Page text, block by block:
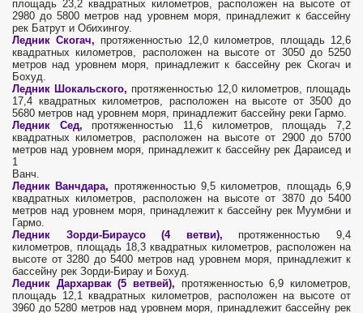
площадь 23,2 квадратных километров, расположен на высоте от
2980 до 5800 метров над уровнем моря, принадлежит к бассейну
рек Батрут и Обихингоу.
Ледник Скогач, протяженностью 12,0 километров, площадь 12,6
квадратных километров, расположен на высоте от 3050 до 5250
метров над уровнем моря, принадлежит к бассейну рек Скогач и
Бохуд.
Ледник Шокальского, протяженностью 12,0 километров, площадь
17,4 квадратных километров, расположен на высоте от 3500 до
5680 метров над уровнем моря, принадлежит бассейну реки Гармо.
Ледник Сед, протяженностью 11,6 километров, площадь 7,2
квадратных километров, расположен на высоте от 2900 до 5700
метров над уровнем моря, принадлежит к бассейну рек Дараисед и
1
Ванч.
Ледник Ванчдара, протяженностью 9,5 километров, площадь 6,9
квадратных километров, расположен на высоте от 3870 до 5400
метров над уровнем моря, принадлежит к бассейну рек Муумбни и
Гармо.
Ледник Зорди-Бираусо (4 ветви), протяженностью 9,4
километров, площадь 18,3 квадратных километров, расположен на
высоте от 3280 до 5400 метров над уровнем моря, принадлежит к
бассейну рек Зорди-Бирау и Бохуд.
Ледник Дархарвак (5 ветвей), протяженностью 6,9 километров,
площадь 12,1 квадратных километров, расположен на высоте от
3960 до 5280 метров над уровнем моря, принадлежит бассейну рек